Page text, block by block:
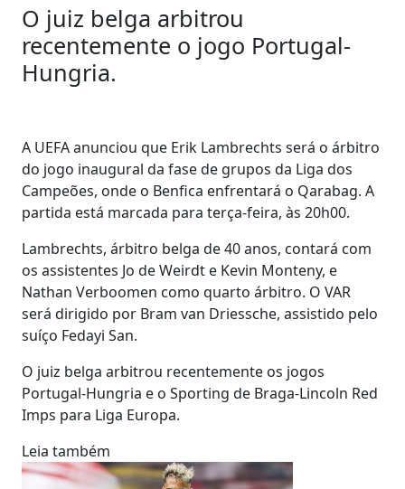
O juiz belga arbitrou
recentemente o jogo Portugal-
Hungria.
A UEFA anunciou que Erik Lambrechts será o árbitro
do jogo inaugural da fase de grupos da Liga dos
Campeões, onde o Benfica enfrentará o Qarabag. A
partida está marcada para terça-feira, às 20h00.
Lambrechts, árbitro belga de 40 anos, contará com
os assistentes Jo de Weirdt e Kevin Monteny, e
Nathan Verboomen como quarto árbitro. O VAR
será dirigido por Bram van Driessche, assistido pelo
suíço Fedayi San.
O juiz belga arbitrou recentemente os jogos
Portugal-Hungria e o Sporting de Braga-Lincoln Red
Imps para Liga Europa.
Leia também